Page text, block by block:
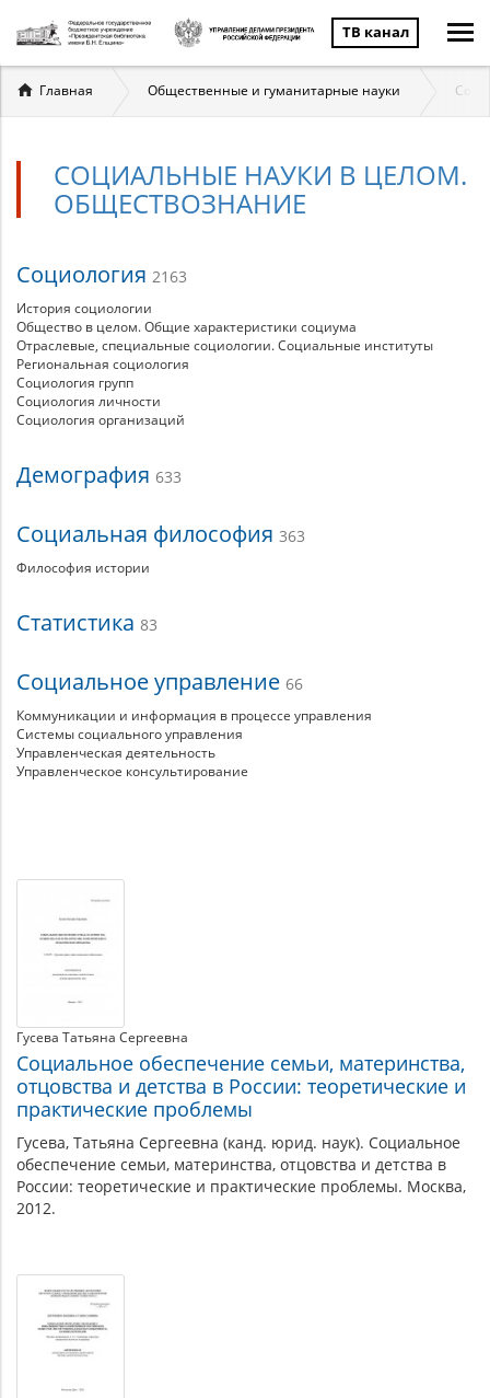
ТВ канал
Вы
здесь
Главная Общественные и гуманитарные науки
СОЦИАЛЬНЫЕ НАУКИ В ЦЕЛОМ.
ОБЩЕСТВОЗНАНИЕ
Социальные
науки
в
целом.
Обществознание
Социология 2163
История социологии
Общество в целом. Общие характеристики социума
Отраслевые, специальные социологии. Социальные институты
Региональная социология
Социология групп
Социология личности
Социология организаций
Демография 633
Социальная философия 363
Философия истории
Статистика 83
Социальное управление 66
Коммуникации и информация в процессе управления
Системы социального управления
Управленческая деятельность
Управленческое консультирование
Материалы
теме
Гусева Татьяна Сергеевна
Социальное обеспечение семьи, материнства,
отцовства и детства в России: теоретические и
практические проблемы
Гусева, Татьяна Сергеевна (канд. юрид. наук). Социальное
обеспечение семьи, материнства, отцовства и детства в
России: теоретические и практические проблемы. Москва,
2012.